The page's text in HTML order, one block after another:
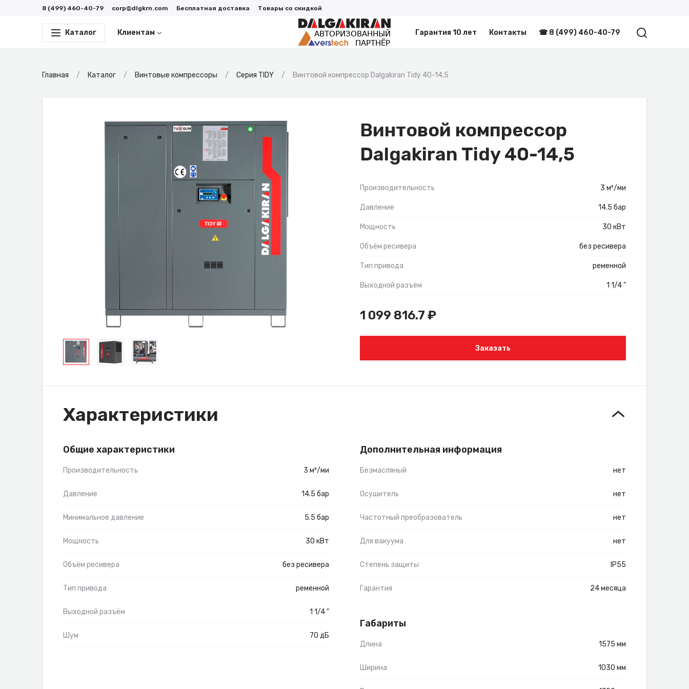
8 (499) 460-40-79 corp@dlgkrn.com Бесплатная доставка Товары со скидкой
Каталог Клиентам Гарантия 10 лет Контакты ☎ 8 (499) 460-40-79
Главная Каталог Винтовые компрессоры Серия TIDY Винтовой компрессор Dalgakiran Tidy 40-14,5
Винтовой компрессор
Dalgakiran Tidy 40-14,5
Производительность 3 м³/ми
Давление 14.5 бар
Мощность 30 кВт
Объём ресивера без ресивера
Тип привода ременной
Выходной разъём 1 1/4 "
1 099 816.7 ₽
Заказать
Характеристики
Общие характеристики
Производительность 3 м³/ми
Давление 14.5 бар
Минимальное давление 5.5 бар
Мощность 30 кВт
Объём ресивера без ресивера
Тип привода ременной
Выходной разъём 1 1/4 "
Шум 70 дБ
Дополнительная информация
Безмасляный нет
Осушитель нет
Частотный преобразователь нет
Для вакуума нет
Степень защиты IP55
Гарантия 24 месяца
Габариты
Длина 1575 мм
Ширина 1030 мм